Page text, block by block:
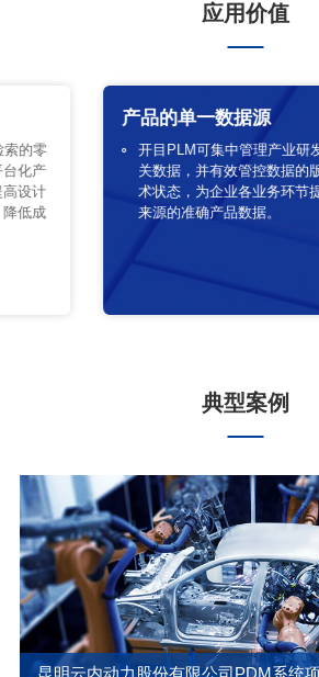
应用价值
索的零
台化产
高设计
降低成
产品的单一数据源
开目PLM可集中管理产业研
关数据，并有效管控数据的
术状态，为企业各业务环节
来源的准确产品数据。
典型案例
昆明云内动力股份有限公司PDM系统